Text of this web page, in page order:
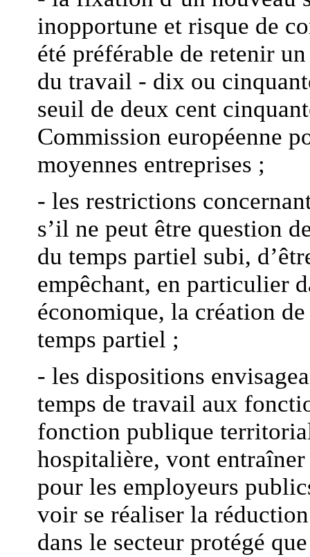
inopportune et risque de
été préférable de retenir
du travail - dix ou
seuil de deux cent
Commission européenne
moyennes entreprises ;
- les restrictions
s’il ne peut être question
du temps partiel subi,
empêchant, en particulier
économique, la création
temps partiel ;
- les dispositions
temps de travail aux
fonction publique
hospitalière, vont
pour les employeurs
voir se réaliser la
dans le secteur protégé